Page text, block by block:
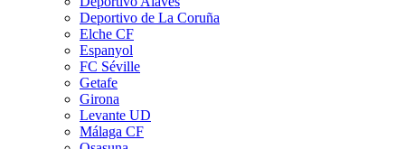
Deportivo de La Coruña
Elche CF
Espanyol
FC Séville
Getafe
Girona
Levante UD
Málaga CF